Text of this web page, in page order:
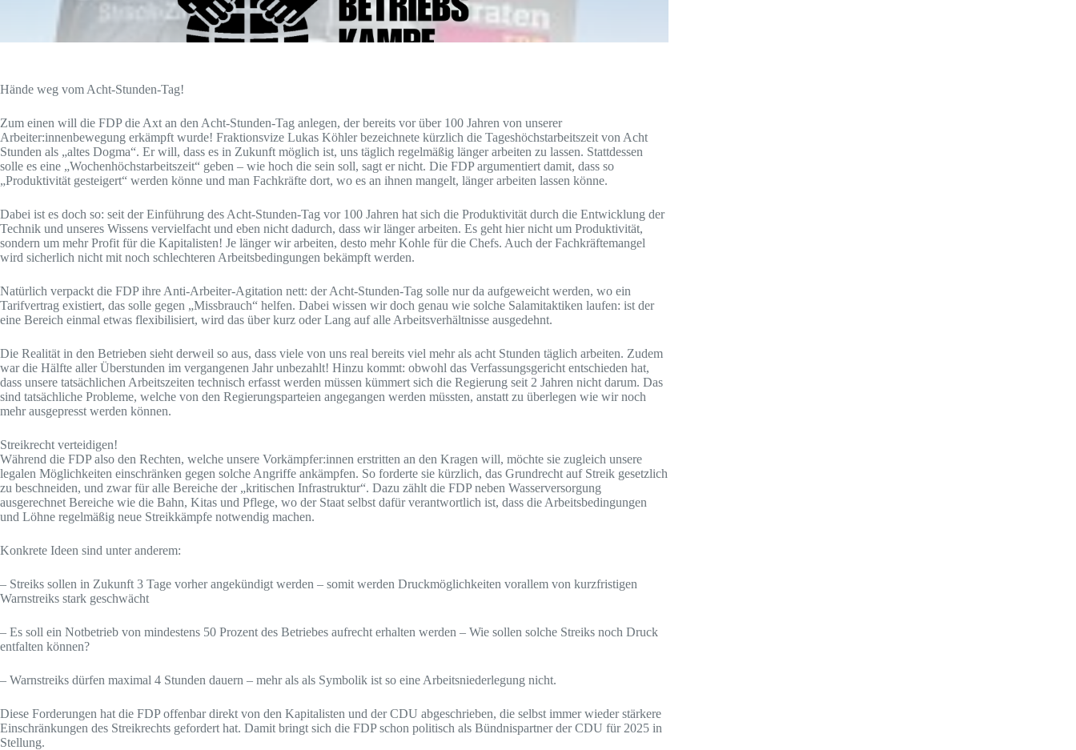
Hände weg vom Acht-Stunden-Tag!
Zum einen will die FDP die Axt an den Acht-Stunden-Tag anlegen, der bereits vor über 100 Jahren von unserer
Arbeiter:innenbewegung erkämpft wurde! Fraktionsvize Lukas Köhler bezeichnete kürzlich die Tageshöchstarbeitszeit von Acht
Stunden als „altes Dogma“. Er will, dass es in Zukunft möglich ist, uns täglich regelmäßig länger arbeiten zu lassen. Stattdessen
solle es eine „Wochenhöchstarbeitszeit“ geben – wie hoch die sein soll, sagt er nicht. Die FDP argumentiert damit, dass so
„Produktivität gesteigert“ werden könne und man Fachkräfte dort, wo es an ihnen mangelt, länger arbeiten lassen könne.
Dabei ist es doch so: seit der Einführung des Acht-Stunden-Tag vor 100 Jahren hat sich die Produktivität durch die Entwicklung der
Technik und unseres Wissens vervielfacht und eben nicht dadurch, dass wir länger arbeiten. Es geht hier nicht um Produktivität,
sondern um mehr Profit für die Kapitalisten! Je länger wir arbeiten, desto mehr Kohle für die Chefs. Auch der Fachkräftemangel
wird sicherlich nicht mit noch schlechteren Arbeitsbedingungen bekämpft werden.
Natürlich verpackt die FDP ihre Anti-Arbeiter-Agitation nett: der Acht-Stunden-Tag solle nur da aufgeweicht werden, wo ein
Tarifvertrag existiert, das solle gegen „Missbrauch“ helfen. Dabei wissen wir doch genau wie solche Salamitaktiken laufen: ist der
eine Bereich einmal etwas flexibilisiert, wird das über kurz oder Lang auf alle Arbeitsverhältnisse ausgedehnt.
Die Realität in den Betrieben sieht derweil so aus, dass viele von uns real bereits viel mehr als acht Stunden täglich arbeiten. Zudem
war die Hälfte aller Überstunden im vergangenen Jahr unbezahlt! Hinzu kommt: obwohl das Verfassungsgericht entschieden hat,
dass unsere tatsächlichen Arbeitszeiten technisch erfasst werden müssen kümmert sich die Regierung seit 2 Jahren nicht darum. Das
sind tatsächliche Probleme, welche von den Regierungsparteien angegangen werden müssten, anstatt zu überlegen wie wir noch
mehr ausgepresst werden können.
Streikrecht verteidigen!
Während die FDP also den Rechten, welche unsere Vorkämpfer:innen erstritten an den Kragen will, möchte sie zugleich unsere
legalen Möglichkeiten einschränken gegen solche Angriffe ankämpfen. So forderte sie kürzlich, das Grundrecht auf Streik gesetzlich
zu beschneiden, und zwar für alle Bereiche der „kritischen Infrastruktur“. Dazu zählt die FDP neben Wasserversorgung
ausgerechnet Bereiche wie die Bahn, Kitas und Pflege, wo der Staat selbst dafür verantwortlich ist, dass die Arbeitsbedingungen
und Löhne regelmäßig neue Streikkämpfe notwendig machen.
Konkrete Ideen sind unter anderem:
– Streiks sollen in Zukunft 3 Tage vorher angekündigt werden – somit werden Druckmöglichkeiten vorallem von kurzfristigen
Warnstreiks stark geschwächt
– Es soll ein Notbetrieb von mindestens 50 Prozent des Betriebes aufrecht erhalten werden – Wie sollen solche Streiks noch Druck
entfalten können?
– Warnstreiks dürfen maximal 4 Stunden dauern – mehr als als Symbolik ist so eine Arbeitsniederlegung nicht.
Diese Forderungen hat die FDP offenbar direkt von den Kapitalisten und der CDU abgeschrieben, die selbst immer wieder stärkere
Einschränkungen des Streikrechts gefordert hat. Damit bringt sich die FDP schon politisch als Bündnispartner der CDU für 2025 in
Stellung.